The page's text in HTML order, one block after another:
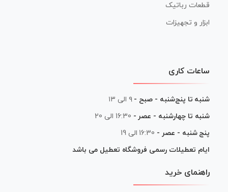
قطعات رباتیک
ابزار و تجهیزات
ساعات کاری
شنبه تا پنج‌شنبه - صبح - ۹ الی ۱۳
شنبه تا چهارشنبه - عصر - 16:30 الی 20
پنج شنبه - عصر - 16:30 الی 19
ایام تعطیلات رسمی فروشگاه تعطیل می باشد
راهنمای خرید